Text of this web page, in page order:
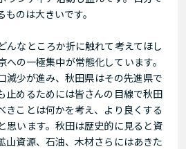
のは大きいです。
んなところか折に触れて考えてほし
の一極集中が常態化しています。
減少が進み、秋田県はその先進県で
止めるためには皆さんの目線で秋田
きことは何かを考え、より良くする
思います。秋田は歴史的に見ると資
山資源、石油、木材さらにはあきた